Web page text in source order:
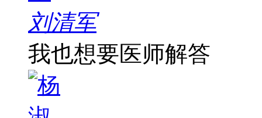
刘清军
我也想要医师解答